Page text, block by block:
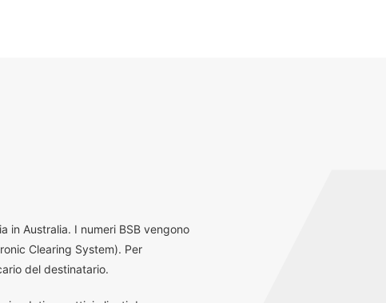
in Australia. I numeri BSB vengono
Clearing System). Per
del destinatario.